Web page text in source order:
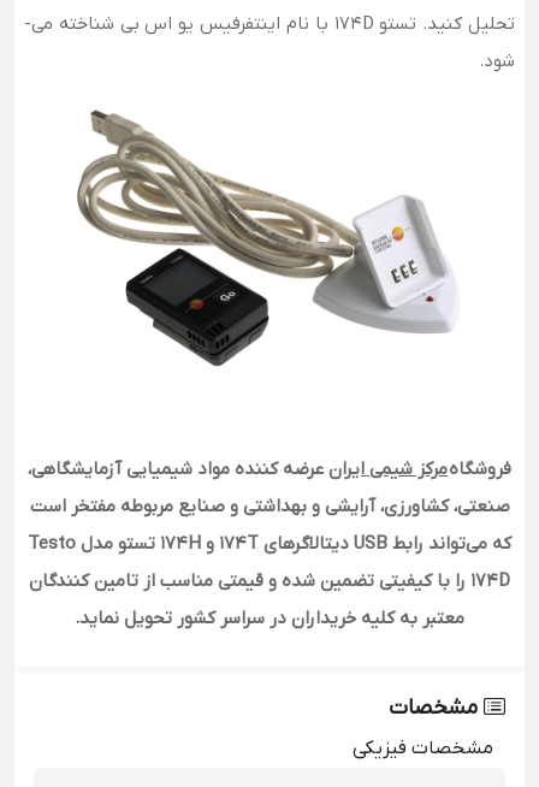
تحلیل کنید. تستو 174D با نام اینتفرفیس یو اس بی شناخته می‌­
شود.
فروشگاهمرکز شیمی ایران عرضه کننده مواد شیمیایی آزمایشگاهی،
صنعتی، کشاورزی، آرایشی و بهداشتی و صنایع مربوطه مفتخر است
که می‌تواند رابط USB دیتالاگرهای 174T و 174H تستو مدل Testo
174D را با کیفیتی تضمین شده و قیمتی مناسب از تامین کنندگان
معتبر به کلیه خریداران در سراسر کشور تحویل نماید.
مشخصات
مشخصات فیزیکی